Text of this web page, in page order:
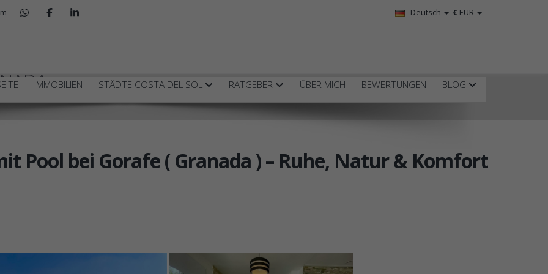
€ EUR
Deutsch
IMMOBILIEN STÄDTE COSTA DEL SOL RATGEBER ÜBER MICH BEWERTUNGEN BLOG
Pool bei Gorafe ( Granada ) – Ruhe, Natur & Komfort